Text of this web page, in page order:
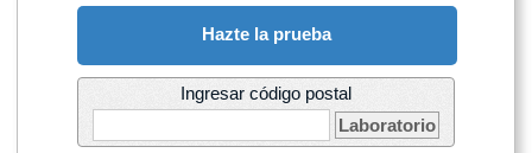
Hazte la prueba
Ingresar código postal
Laboratorio